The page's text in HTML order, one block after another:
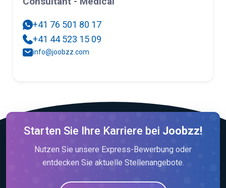
+41 76 501 80 17
+41 44 523 15 09
info@joobzz.com
Starten Sie Ihre Karriere bei Joobzz!
Nutzen Sie unsere Express-Bewerbung oder
entdecken Sie aktuelle Stellenangebote.